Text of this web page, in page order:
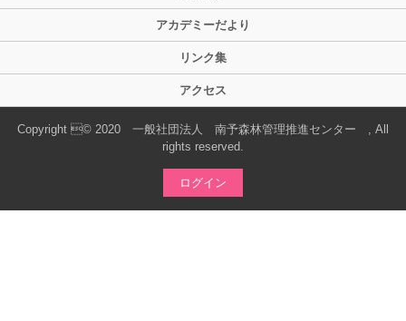
アカデミーだより
リンク集
アクセス
Copyright © 2020 一般社団法人 南予森林管理推進センター , All
rights reserved.
ログイン